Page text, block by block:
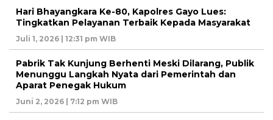
Hari Bhayangkara Ke-80, Kapolres Gayo Lues:
Tingkatkan Pelayanan Terbaik Kepada Masyarakat
Juli 1, 2026 | 12:31 pm WIB
Pabrik Tak Kunjung Berhenti Meski Dilarang, Publik
Menunggu Langkah Nyata dari Pemerintah dan
Aparat Penegak Hukum
Juni 2, 2026 | 7:12 pm WIB